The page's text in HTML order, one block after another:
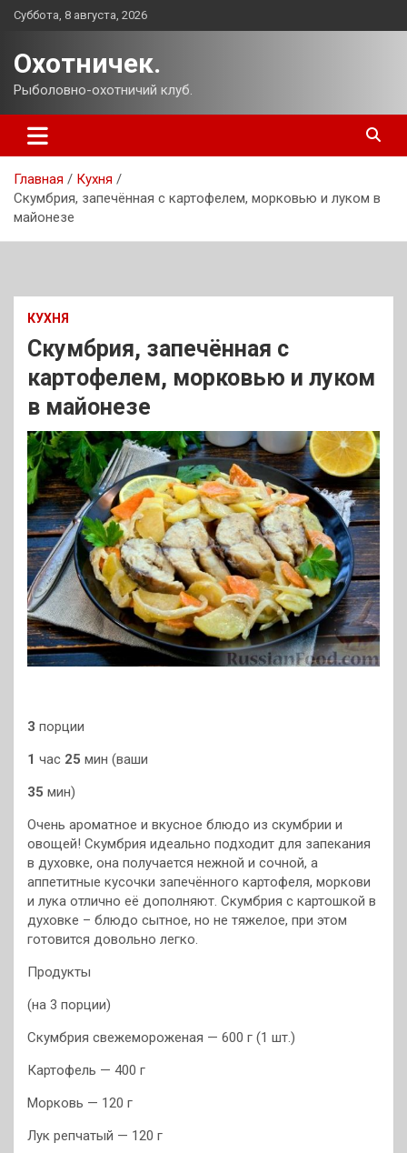
Перейти
Суббота, 8 августа, 2026
Охотничек.
Рыболовно-охотничий клуб.
Главная
Кухня
Скумбрия, запечённая с картофелем, морковью и луком в
майонезе
КУХНЯ
Скумбрия, запечённая с
картофелем, морковью и луком
в майонезе
3 порции
1 час 25 мин (ваши
35 мин)
Очень ароматное и вкусное блюдо из скумбрии и
овощей! Скумбрия идеально подходит для запекания
в духовке, она получается нежной и сочной, а
аппетитные кусочки запечённого картофеля, моркови
и лука отлично её дополняют. Скумбрия с картошкой в
духовке – блюдо сытное, но не тяжелое, при этом
готовится довольно легко.
Продукты
(на 3 порции)
Скумбрия свежемороженая — 600 г (1 шт.)
Картофель — 400 г
Морковь — 120 г
Лук репчатый — 120 г